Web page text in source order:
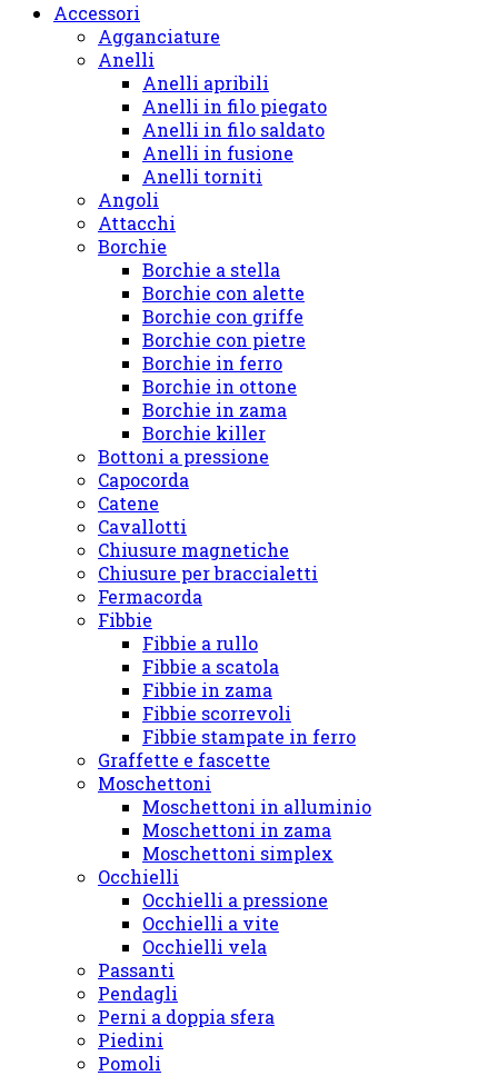
Accessori
Agganciature
Anelli
Anelli apribili
Anelli in filo piegato
Anelli in filo saldato
Anelli in fusione
Anelli torniti
Angoli
Attacchi
Borchie
Borchie a stella
Borchie con alette
Borchie con griffe
Borchie con pietre
Borchie in ferro
Borchie in ottone
Borchie in zama
Borchie killer
Bottoni a pressione
Capocorda
Catene
Cavallotti
Chiusure magnetiche
Chiusure per braccialetti
Fermacorda
Fibbie
Fibbie a rullo
Fibbie a scatola
Fibbie in zama
Fibbie scorrevoli
Fibbie stampate in ferro
Graffette e fascette
Moschettoni
Moschettoni in alluminio
Moschettoni in zama
Moschettoni simplex
Occhielli
Occhielli a pressione
Occhielli a vite
Occhielli vela
Passanti
Pendagli
Perni a doppia sfera
Piedini
Pomoli